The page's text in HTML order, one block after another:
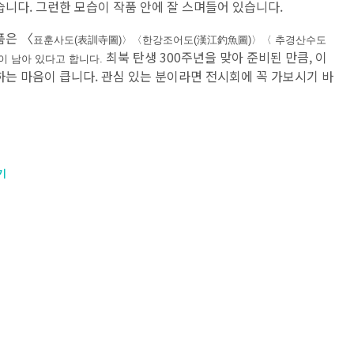
니다. 그런한 모습이 작품 안에 잘 스며들어 있습니다.
은 〈표훈사도(表訓寺圖)〉〈한강조어도(漢江釣魚圖)〉〈 추경산수도
남아 있다고 합니다. 최북 탄생 300주년을 맞아 준비된 만큼, 이
는 마음이 큽니다. 관심 있는 분이라면 전시회에 꼭 가보시기 바